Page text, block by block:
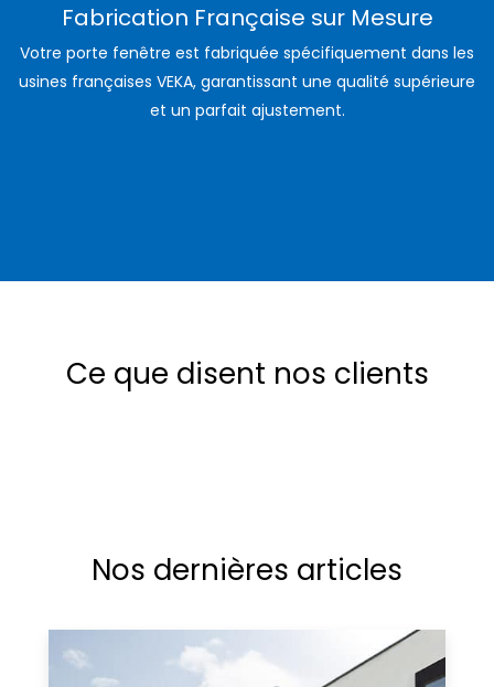
Fabrication Française sur Mesure
Votre porte fenêtre est fabriquée spécifiquement dans les
usines françaises VEKA, garantissant une qualité supérieure
et un parfait ajustement.
Ce que disent nos clients
Nos dernières articles